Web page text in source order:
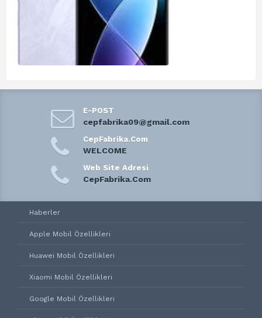
E-POST
cepfabrika09@gmail.com
CepFabrika.Com
WELCOME
Web Site Adresi
CepFabrika.Com
Haberler
Apple Mobil Özellikleri
Huawei Mobil Özellikleri
Xiaomi Mobil Özellikleri
Google Mobil Özellikleri